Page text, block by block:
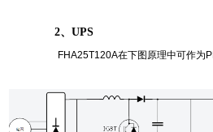
2、UPS
FHA25T120A在下图原理中可作为